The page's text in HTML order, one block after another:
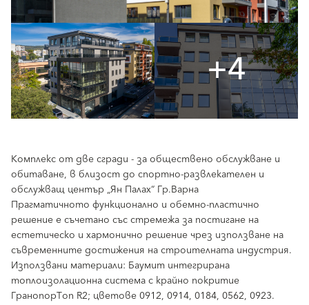
+4
Комплекс от две сгради - за обществено обслужване и
обитаване, в близост до спортно-развлекателен и
обслужващ център „Ян Палах“ Гр.Варна
Прагматичното функционално и обемно-пластично
решение е съчетано със стремежа за постигане на
естетическо и хармонично решение чрез използване на
съвременните достижения на строителната индустрия.
Използвани материали: Баумит интегрирана
топлоизолационна система с крайно покритие
ГранопорТоп R2; цветове 0912, 0914, 0184, 0562, 0923.